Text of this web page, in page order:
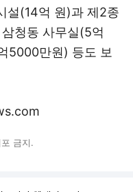
설(14억 원)과 제2종
청동 사무실(5억
5000만원) 등도 보
금지.